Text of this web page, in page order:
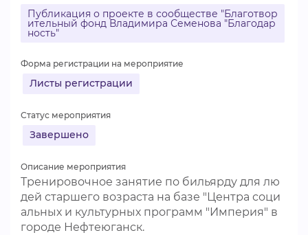
ВИДЕОКУРСЫ
ВОЙТИ
Публикация о проекте в сообществе "Благотвор
ительный фонд Владимира Семенова "Благодар
ность"
Форма регистрации на мероприятие
Листы регистрации
Статус мероприятия
Завершено
Описание мероприятия
Тренировочное занятие по бильярду для лю
дей старшего возраста на базе "Центра соци
альных и культурных программ "Империя" в
городе Нефтеюганск.